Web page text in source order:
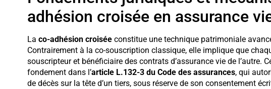
adhésion croisée en assurance
La co-adhésion croiséeconstitue une technique patrimoniale
Contrairement à la co-souscription classique, elle implique que
souscripteur et bénéficiaire des contrats d’assurance vie de l’autre.
fondement dans l’article L.132-3 du Code des assurances, qui
de décès sur la tête d’un tiers, sous réserve de son consentement